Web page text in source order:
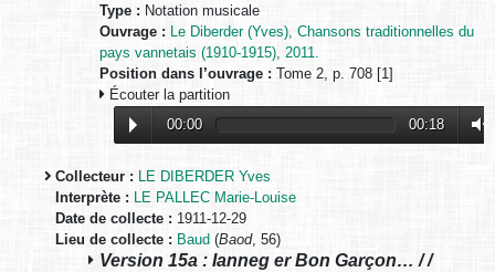
Type : Notation musicale
Ouvrage : Le Diberder (Yves), Chansons traditionnelles du
pays vannetais (1910-1915), 2011.
Position dans l’ouvrage : Tome 2, p. 708 [1]
Écouter la partition
00:00
00:18
Collecteur : LE DIBERDER Yves
Interprète : LE PALLEC Marie-Louise
Date de collecte : 1911-12-29
Lieu de collecte : Baud (Baod, 56)
Version 15a : Ianneg er Bon Garçon… / /